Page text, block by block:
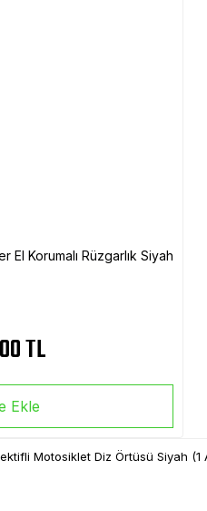
El Korumalı Rüzgarlık Siyah
TL
Ekle